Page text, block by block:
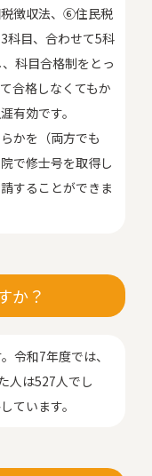
徴収法、⑥住民税
科目、合わせて5科
科目合格制をとっ
合格しなくてもか
有効です。
かを（両方でも
で修士号を取得し
することができま
か？
令和7年度では、
人は527人でし
ています。